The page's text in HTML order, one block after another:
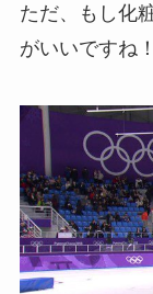
ただ、もし化
がいいですね！